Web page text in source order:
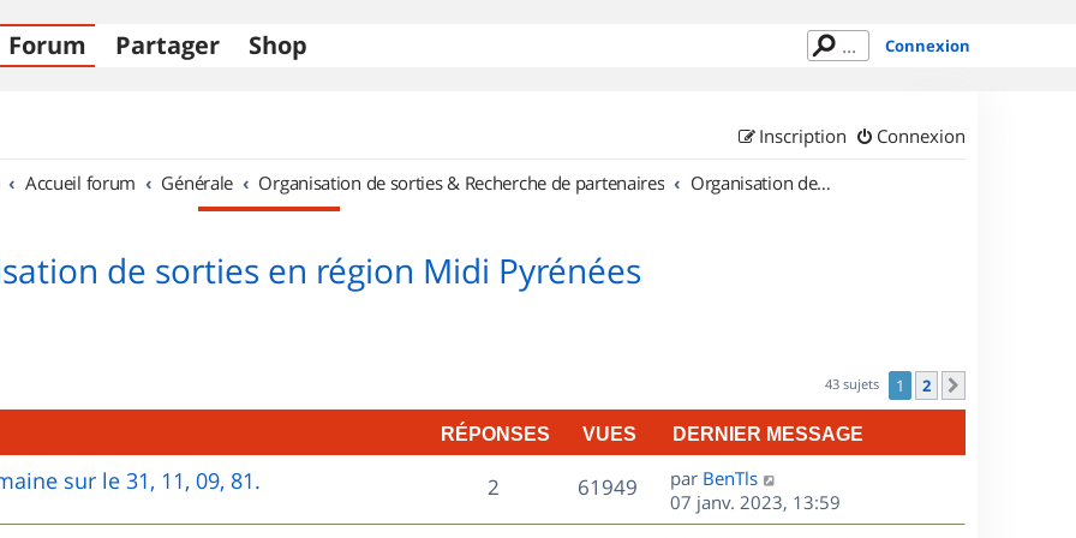
Forum Partager Shop Connexion
Connexion
Inscription
Accueil forum Générale Organisation de sorties & Recherche de partenaires Organisation de sorties en région Midi Pyrénées
de sorties en région Midi Pyrénées
43 sujets 1 2
RÉPONSES VUES DERNIER MESSAGE
sur le 31, 11, 09, 81. 2R
é
61949V
u
D
e
r
par BenTls
07 janv. 2023, 13:59